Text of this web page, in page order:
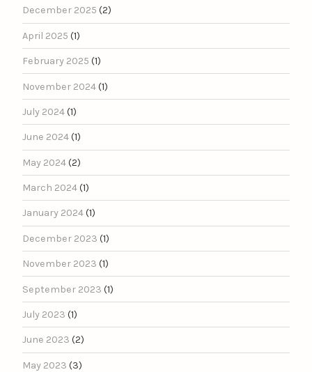
December 2025 (2)
April 2025 (1)
February 2025 (1)
November 2024(1)
July 2024(1)
June 2024(1)
May 2024(2)
March 2024(1)
January 2024(1)
December 2023 (1)
November 2023 (1)
September 2023 (1)
July 2023 (1)
June 2023 (2)
May 2023 (3)